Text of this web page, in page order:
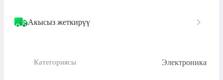
Акысыз жеткирүү
Категориясы Электроника